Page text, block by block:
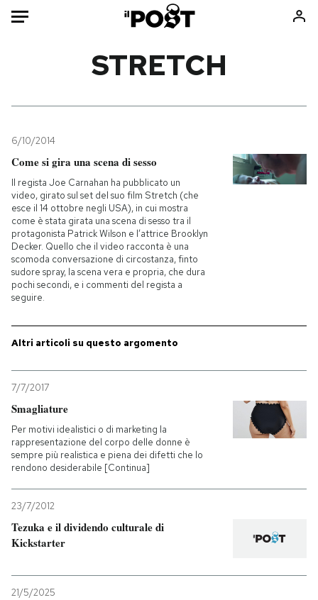
Mondo
Politica
Tecnologia
Internet
Scienza
Cultura
Economia
Sport
Consumismi
Ok Boomer!
Media
Europa
Altrecose
Mondiali calcio 2026
PODCAST
NEWSLETTER
I MIEI PREFERITI
SHOP
CALENDARIO
AREA PERSONALE
STRETCH
6/10/2014
Come si gira una scena di sesso
Il regista Joe Carnahan ha pubblicato un
video, girato sul set del suo film Stretch (che
esce il 14 ottobre negli USA), in cui mostra
come è stata girata una scena di sesso tra il
protagonista Patrick Wilson e l’attrice Brooklyn
Decker. Quello che il video racconta è una
scomoda conversazione di circostanza, finto
sudore spray, la scena vera e propria, che dura
pochi secondi, e i commenti del regista a
seguire.
Altri articoli su questo argomento
7/7/2017
Smagliature
Per motivi idealistici o di marketing la
rappresentazione del corpo delle donne è
sempre più realistica e piena dei difetti che lo
rendono desiderabile [Continua]
23/7/2012
Tezuka e il dividendo culturale di
Kickstarter
21/5/2025